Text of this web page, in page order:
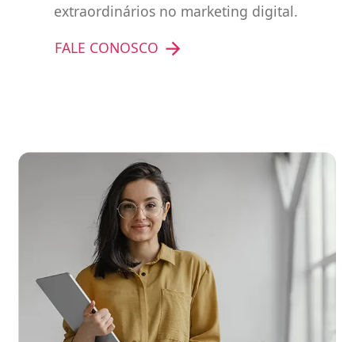
extraordinários no marketing digital.
FALE CONOSCO